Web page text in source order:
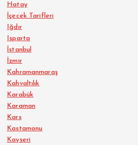
Hatay
İçecek Tarifleri
Iğdır
Isparta
İstanbul
İzmir
Kahramanmaraş
Kahvaltılık
Karabük
Karaman
Kars
Kastamonu
Kayseri